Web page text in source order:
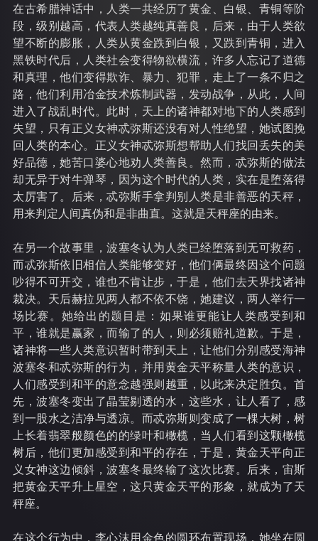
在古希腊神话中，人类一共经历了黄金、白银、青铜等阶
段，级别越高，代表人类越纯真善良，后来，由于人类欲
望不断的膨胀，人类从黄金跌到白银，又跌到青铜，进入
黑铁时代后，人类社会变得物欲横流，许多人忘记了道德
和真理，他们变得欺诈、暴力、犯罪，走上了一条不归之
路，他们利用冶金技术炼制武器，发动战争，从此，人间
进入了战乱时代。此时，天上的诸神都对地下的人类感到
失望，只有正义女神忒弥斯还没有对人性绝望，她试图挽
回人类的本心。正义女神忒弥斯想帮助人们找回丢失的美
好品德，她苦口婆心地劝人类善良。然而，忒弥斯的做法
却无异于对牛弹琴，因为这个时代的人类，实在是堕落得
太厉害了。后来，忒弥斯手拿判别人类是非善恶的天秤，
用来判定人间真伪和是非曲直。这就是天秤座的由来。
在另一个故事里，波塞冬认为人类已经堕落到无可救药，
而忒弥斯依旧相信人类能够变好，他们俩最终因这个问题
吵得不可开交，谁也不肯让步，于是，他们去天界找诸神
裁决。天后赫拉见两人都不依不饶，她建议，两人举行一
场比赛。她给出的题目是：如果谁更能让人类感受到和
平，谁就是赢家，而输了的人，则必须赔礼道歉。于是，
诸神将一些人类意识暂时带到天上，让他们分别感受海神
波塞冬和忒弥斯的行为，并用黄金天平称量人类的意识，
人们感受到和平的意念越强则越重，以此来决定胜负。首
先，波塞冬变出了晶莹剔透的水，这些水，让人看了，感
到一股水之洁净与透凉。而忒弥斯则变成了一棵大树，树
上长着翡翠般颜色的的绿叶和橄榄，当人们看到这颗橄榄
树后，他们更加感受到和平的存在，于是，黄金天平向正
义女神这边倾斜，波塞冬最终输了这次比赛。后来，宙斯
把黄金天平升上星空，这只黄金天平的形象，就成为了天
秤座。
在这个行为中，李心沫用金色的圆环布置现场，她坐在圆